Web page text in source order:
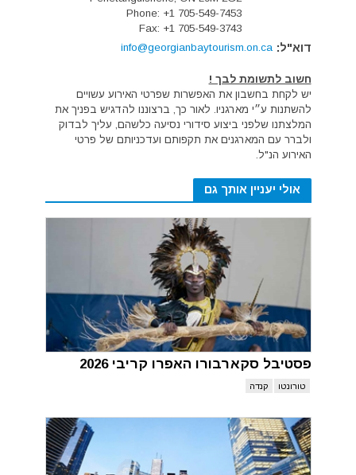
Phone: +1 705-549-7453
Fax: +1 705-549-3743
דוא"ל: info@georgianbaytourism.on.ca
חשוב לתשומת לבך !
יש לקחת בחשבון את האפשרות שפרטי האירוע עשויים
להשתנות ע״י מארגניו. לאור כך, ברצוננו להדגיש בפניך את
המלצתנו שלפני ביצוע סידורי נסיעה כלשהם, עליך לבדוק
ולברר עם המארגנים את תקפותם ועדכניותם של פרטי
האירוע הנ"ל.
אולי יעניין אותך גם
פסטיבל סקארבורו האפרו קריבי 2026
טורונטו קנדה